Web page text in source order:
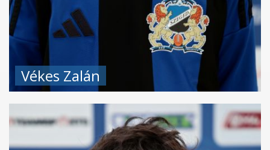
Vékes Zalán